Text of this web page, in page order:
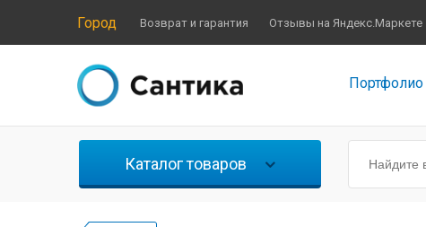
Город Возврат и гарантия Отзывы на Яндекс.Маркете
Портфолио
Каталог товаров